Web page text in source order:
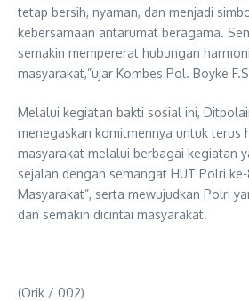
tetap bersih, nyaman, dan menjadi
kebersamaan antarumat beragama.
semakin mempererat hubungan
masyarakat,”ujar Kombes Pol. Boyke
Melalui kegiatan bakti sosial ini,
menegaskan komitmennya untuk terus
masyarakat melalui berbagai kegiatan
sejalan dengan semangat HUT Polri
Masyarakat”, serta mewujudkan Polri
dan semakin dicintai masyarakat.
(Orik / 002)